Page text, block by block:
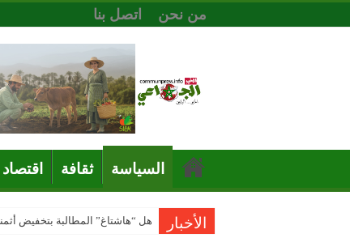
من نحن اتصل بنا
السياسة ثقافة اقتصاد
الأخبار هل “هاشتاغ” المطالبة بتخفيض